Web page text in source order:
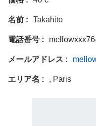
名前 Takahito
電話番号
メールアドレス
エリア名 , Paris